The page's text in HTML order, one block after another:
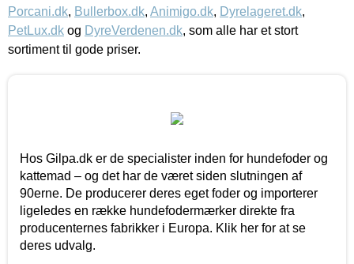
Porcani.dk, Bullerbox.dk, Animigo.dk, Dyrelageret.dk,
PetLux.dk og DyreVerdenen.dk, som alle har et stort
sortiment til gode priser.
Hos Gilpa.dk er de specialister inden for hundefoder og
kattemad – og det har de været siden slutningen af
90erne. De producerer deres eget foder og importerer
ligeledes en række hundefodermærker direkte fra
producenternes fabrikker i Europa. Klik her for at se
deres udvalg.